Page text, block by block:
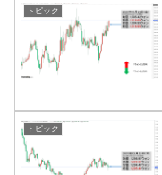
トピック
トピック